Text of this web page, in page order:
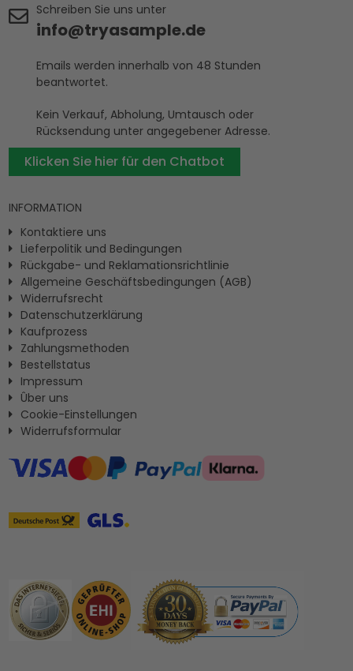
Schreiben Sie uns unter
info@tryasample.de
Emails werden innerhalb von 48 Stunden
beantwortet.
Kein Verkauf, Abholung, Umtausch oder
Rücksendung unter angegebener Adresse.
Klicken Sie hier für den Chatbot
INFORMATION
Kontaktiere uns
Lieferpolitik und Bedingungen
Rückgabe- und Reklamationsrichtlinie
Allgemeine Geschäftsbedingungen (AGB)
Widerrufsrecht
Datenschutzerklärung
Kaufprozess
Zahlungsmethoden
Bestellstatus
Impressum
Ûber uns
Cookie-Einstellungen
Widerrufsformular